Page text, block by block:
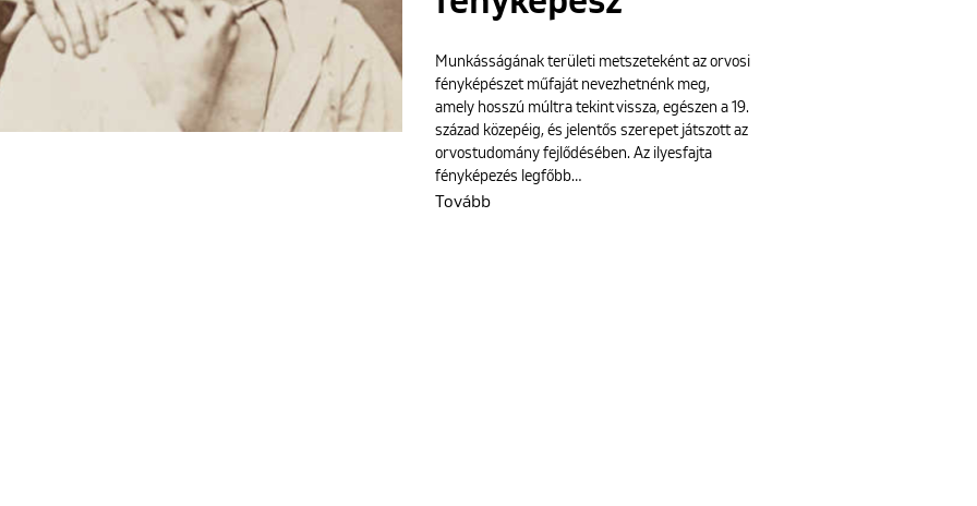
Munkásságának területi metszeteként az orvosi
fényképészet műfaját nevezhetnénk meg,
amely hosszú múltra tekint vissza, egészen a 19.
század közepéig, és jelentős szerepet játszott az
orvostudomány fejlődésében. Az ilyesfajta
fényképezés legfőbb…
Tovább